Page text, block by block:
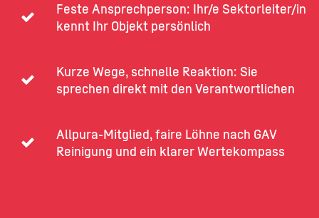
Feste Ansprechperson: Ihr/e Sektorleiter/in
kennt Ihr Objekt persönlich
Kurze Wege, schnelle Reaktion: Sie
sprechen direkt mit den Verantwortlichen
Allpura-Mitglied, faire Löhne nach GAV
Reinigung und ein klarer Wertekompass